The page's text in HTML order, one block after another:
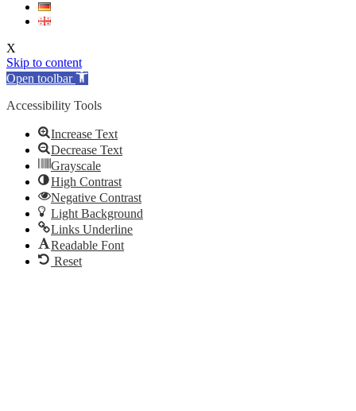
X
Skip to content
Open toolbar
Accessibility Tools
Increase Text
Decrease Text
Grayscale
High Contrast
Negative Contrast
Light Background
Links Underline
Readable Font
Reset